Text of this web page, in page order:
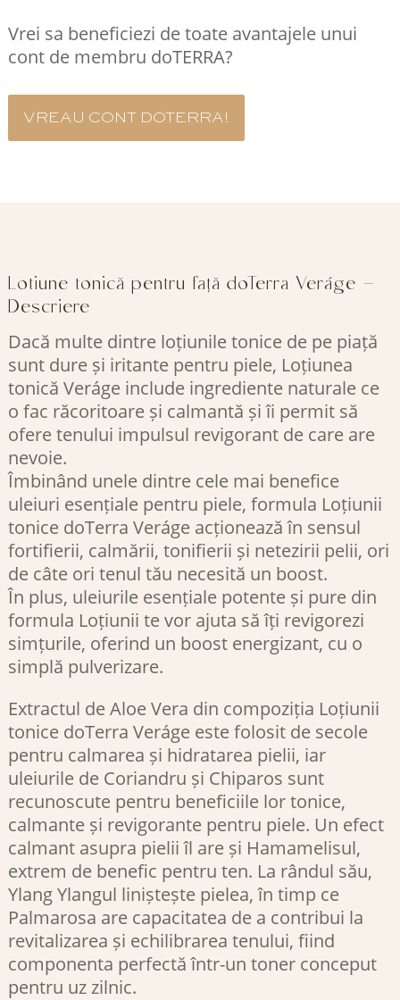
Vrei sa beneficiezi de toate avantajele unui
cont de membru doTERRA?
VREAU CONT DOTERRA!
Lotiune tonică pentru față doTerra Veráge –
Descriere
Dacă multe dintre loțiunile tonice de pe piață
sunt dure și iritante pentru piele, Loțiunea
tonică Veráge include ingrediente naturale ce
o fac răcoritoare și calmantă și îi permit să
ofere tenului impulsul revigorant de care are
nevoie.
Îmbinând unele dintre cele mai benefice
uleiuri esențiale pentru piele, formula Loțiunii
tonice doTerra Veráge acționează în sensul
fortifierii, calmării, tonifierii și netezirii pelii, ori
de câte ori tenul tău necesită un boost.
În plus, uleiurile esențiale potente și pure din
formula Loțiunii te vor ajuta să îți revigorezi
simțurile, oferind un boost energizant, cu o
simplă pulverizare.
Extractul de Aloe Vera din compoziția Loțiunii
tonice doTerra Veráge este folosit de secole
pentru calmarea și hidratarea pielii, iar
uleiurile de Coriandru și Chiparos sunt
recunoscute pentru beneficiile lor tonice,
calmante și revigorante pentru piele. Un efect
calmant asupra pielii îl are și Hamamelisul,
extrem de benefic pentru ten. La rândul său,
Ylang Ylangul liniștește pielea, în timp ce
Palmarosa are capacitatea de a contribui la
revitalizarea și echilibrarea tenului, fiind
componenta perfectă într-un toner conceput
pentru uz zilnic.